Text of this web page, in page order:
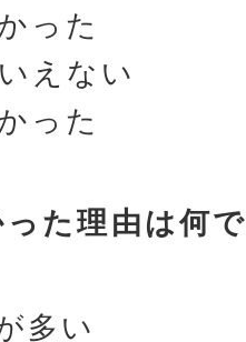
った
えない
った
た理由は何
多い